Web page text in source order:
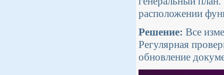
расположении
Решение: Все
Регулярная
обновление